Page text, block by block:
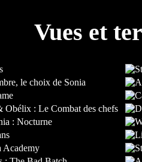
Vues et